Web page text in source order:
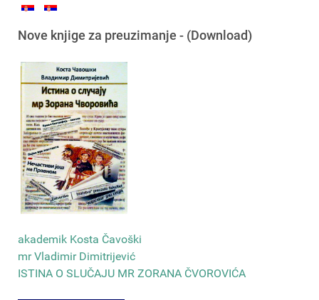
Nove knjige za preuzimanje - (Download)
akademik Kosta Čavoški
mr Vladimir Dimitrijević
ISTINA O SLUČAJU MR ZORANA ČVOROVIĆA